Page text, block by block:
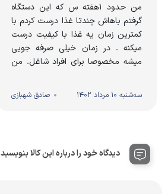
من حدود 1هفته س که این دستگاه
گرفتم باهاش چندتا غذا درست کردم با
کمترین زمان یه غذا با کیفیت درست
میکنه . در زمان خیلی صرفه جویی
میشه مخصوصا برای افراد شاغل. من
سه‌شنبه 10 مرداد 1402 صادق شهبازی
دیدگاه خود را درباره این کالا بنویسید